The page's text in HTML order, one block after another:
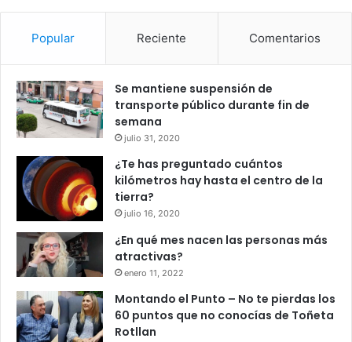
Popular Reciente Comentarios
Se mantiene suspensión de
transporte público durante fin de
semana
julio 31, 2020
¿Te has preguntado cuántos
kilómetros hay hasta el centro de la
tierra?
julio 16, 2020
¿En qué mes nacen las personas más
atractivas?
enero 11, 2022
Montando el Punto – No te pierdas los
60 puntos que no conocías de Toñeta
Rotllan